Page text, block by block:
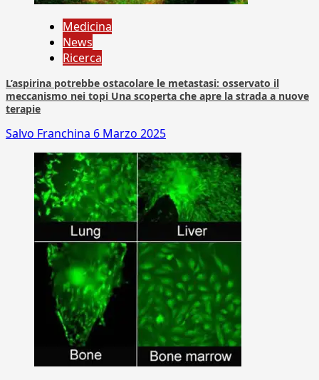
Medicina
News
Ricerca
L’aspirina potrebbe ostacolare le metastasi: osservato il
meccanismo nei topi Una scoperta che apre la strada a nuove
terapie
Salvo Franchina 6 Marzo 2025